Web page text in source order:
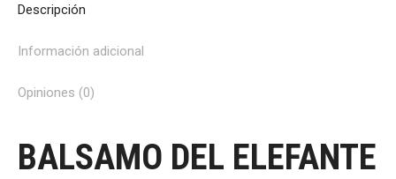
Descripción
Información adicional
Opiniones (0)
BALSAMO DEL ELEFANTE